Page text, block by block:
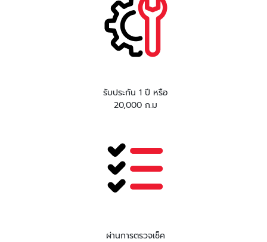
รับประกัน 1 ปี หรือ
20,000 ก.ม
ผ่านการตรวจเช็ค